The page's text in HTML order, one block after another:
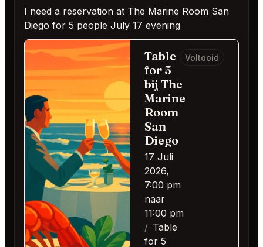
I need a reservation at The Marine Room San
Diego for 5 people July 17 evening
Table
for 5
bij The
Marine
Room
San
Diego
17 Juli
2026,
7:00 pm
naar
11:00 pm
Table
for 5
Voltooid